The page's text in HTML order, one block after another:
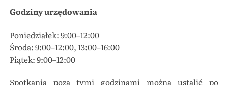
Godziny urzędowania
Poniedziałek: 9:00–12:00
Środa: 9:00–12:00, 13:00–16:00
Piątek: 9:00–12:00
Spotkania poza tymi godzinami można ustalić po